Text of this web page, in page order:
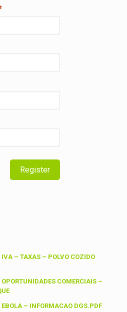
– TAXAS – POLVO COZIDO
COMERCIAIS –
– INFORMACAO DGS.PDF